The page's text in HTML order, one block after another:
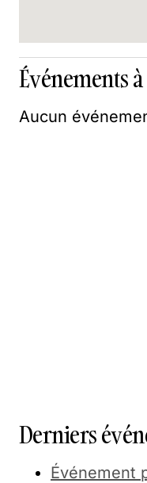
Événements
Aucun
Derniers
Événement